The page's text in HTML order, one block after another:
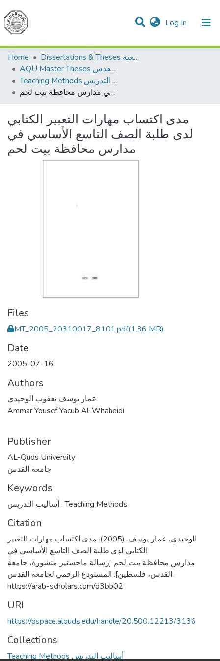
Log In (current)
Communities & Collections
All of DSpace
Home
Dissertations & Theses الرسائل الجامعية
AQU Master Theses الرسائل الجامعية الخاصة بجامعة القدس
Teaching Methods أساليب التدريس
مدى اكتساب مهارات التعبير الكتابي لدى طلبة الصف التاسع الأساسي في مدارس محافظة بيت لحم
مدى اكتساب مهارات التعبير الكتابي
لدى طلبة الصف التاسع الأساسي في
مدارس محافظة بيت لحم
Files
MT_2005_20310017_8101.pdf(1.36 MB)
Date
2005-07-16
Authors
عمار يوسف يعقوب الوحيدي
Ammar Yousef Yacub Al-Whaheidi
Publisher
AL-Quds University
جامعة القدس
Keywords
,Teaching Methods
Citation
الوحيدي، عمار يوسف. (2005). مدى اكتساب مهارات التعبير
الكتابي لدى طلبة الصف التاسع الأساسي في
مدارس محافظة بيت لحم [رسالة ماجستير منشورة، جامعة
القدس، فلسطين]. المستودع الرقمي لجامعة القدس.
https://arab-scholars.com/d3bb02
URI
https://dspace.alquds.edu/handle/20.500.12213/3136
Collections
Teaching Methods أساليب التدريس